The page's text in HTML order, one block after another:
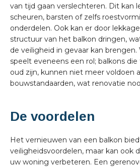
van tijd gaan verslechteren. Dit kan
scheuren, barsten of zelfs
onderdelen. Ook kan er door
structuur van het balkon dringen,
de veiligheid in gevaar kan brengen.
speelt eveneens een rol; balkons
oud zijn, kunnen niet meer voldoen
bouwstandaarden, wat renovatie
De voordelen
Het vernieuwen van een balkon
veiligheidsvoordelen, maar kan ook
uw woning verbeteren. Een